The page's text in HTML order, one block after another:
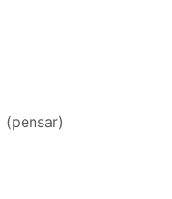
(pensar)